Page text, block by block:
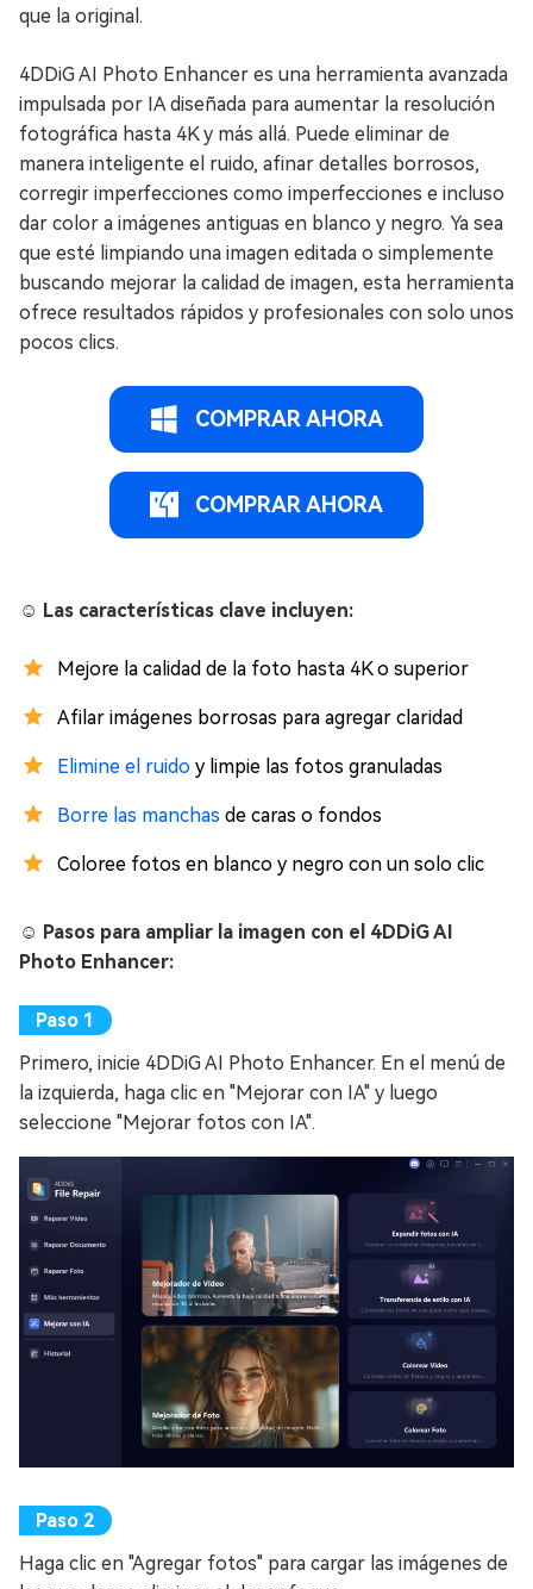
que la original.
4DDiG AI Photo Enhancer es una herramienta avanzada
impulsada por IA diseñada para aumentar la resolución
fotográfica hasta 4K y más allá. Puede eliminar de
manera inteligente el ruido, afinar detalles borrosos,
corregir imperfecciones como imperfecciones e incluso
dar color a imágenes antiguas en blanco y negro. Ya sea
que esté limpiando una imagen editada o simplemente
buscando mejorar la calidad de imagen, esta herramienta
ofrece resultados rápidos y profesionales con solo unos
pocos clics.
COMPRAR AHORA
COMPRAR AHORA
☺️ Las características clave incluyen:
Mejore la calidad de la foto hasta 4K o superior
Afilar imágenes borrosas para agregar claridad
Elimine el ruido y limpie las fotos granuladas
Borre las manchas de caras o fondos
Coloree fotos en blanco y negro con un solo clic
☺️ Pasos para ampliar la imagen con el 4DDiG AI
Photo Enhancer:
Primero, inicie 4DDiG AI Photo Enhancer. En el menú de
la izquierda, haga clic en "Mejorar con IA" y luego
seleccione "Mejorar fotos con IA".
Haga clic en "Agregar fotos" para cargar las imágenes de